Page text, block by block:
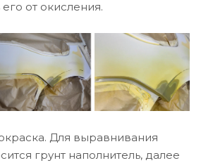
от окисления.
Для выравнивания
грунт наполнитель, далее